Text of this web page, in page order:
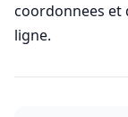
coordonnees et
ligne.